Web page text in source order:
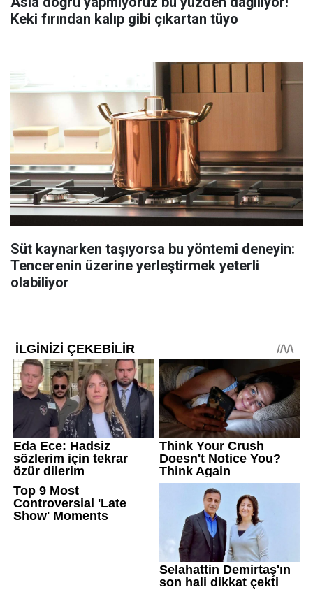
Keki fırından kalıp gibi çıkartan tüyo
Süt kaynarken taşıyorsa bu yöntemi deneyin:
Tencerenin üzerine yerleştirmek yeterli
olabiliyor